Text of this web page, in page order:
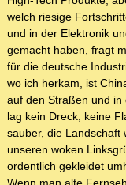
welch riesige
und in der Elektronik
gemacht haben, fragt
für die deutsche
wo ich herkam, ist
auf den Straßen und in
lag kein Dreck, keine
sauber, die Landschaft
unseren woken
ordentlich gekleidet